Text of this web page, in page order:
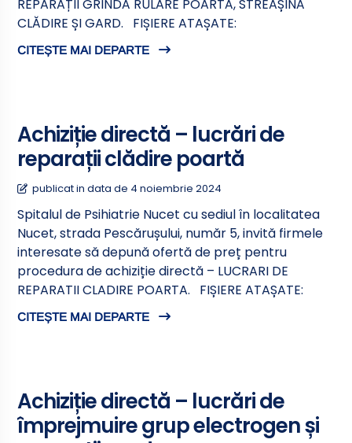
REPARAȚII GRINDĂ RULARE POARTĂ, STREAȘINĂ
CLĂDIRE ȘI GARD. FIȘIERE ATAȘATE:
CITEȘTE MAI DEPARTE
Achiziție directă – lucrări de
reparații clădire poartă
publicat in data de 4 noiembrie 2024
Spitalul de Psihiatrie Nucet cu sediul în localitatea
Nucet, strada Pescărușului, număr 5, invită firmele
interesate să depună ofertă de preț pentru
procedura de achiziție directă – LUCRARI DE
REPARATII CLADIRE POARTA. FIȘIERE ATAȘATE:
CITEȘTE MAI DEPARTE
Achiziție directă – lucrări de
împrejmuire grup electrogen și